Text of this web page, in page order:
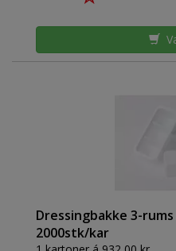
Dressingbakke 3-rums
2000stk/kar